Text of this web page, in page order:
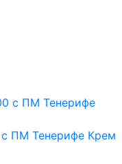
ПМ Тенерифе Крем